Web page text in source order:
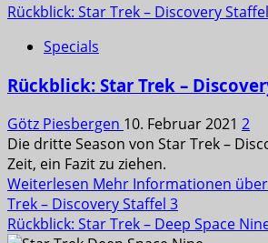
Rückblick: Star Trek – Discovery
Specials
Rückblick: Star Trek –
Götz Piesbergen 10. Februar 2021 2
Die dritte Season von Star Trek –
Zeit, ein Fazit zu ziehen.
Weiterlesen Mehr Informationen
Trek – Discovery Staffel 3
Rückblick: Star Trek – Deep Space